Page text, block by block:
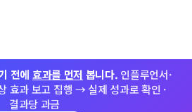
전에 효과를 먼저 봅니다. 인플루언서·
효과 보고 집행 → 실제 성과로 확인 ·
결과당 과금